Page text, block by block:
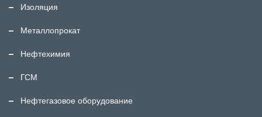
Изоляция
Металлопрокат
Нефтехимия
ГСМ
Нефтегазовое оборудование